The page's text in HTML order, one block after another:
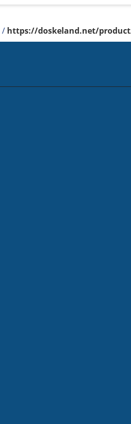
/ https://doskeland.net/